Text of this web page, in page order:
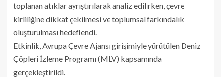
toplanan atıklar ayrıştırılarak analiz edilirken, çevre
kirliliğine dikkat çekilmesi ve toplumsal farkındalık
oluşturulması hedeflendi.
Etkinlik, Avrupa Çevre Ajansı girişimiyle yürütülen Deniz
Çöpleri İzleme Programı (MLV) kapsamında
gerçekleştirildi.